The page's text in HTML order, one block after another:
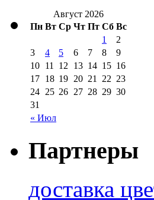
Август 2026
Пн Вт Ср Чт Пт Сб Вс
« Июл
1
2
3
4 5 6 7 8
9
10 11 12 13 14 15 16
17 18 19 20 21 22 23
24 25 26 27 28 29 30
31
Партнеры
доставка